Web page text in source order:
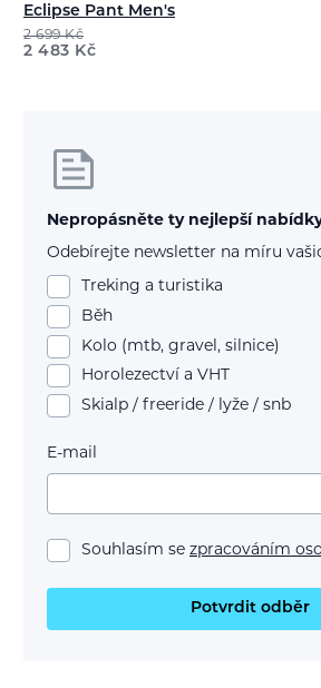
Eclipse Pant Men's
2 699Kč
2 483 Kč
Nepropásněte ty nejlepší
Odebírejte newsletter na míru
Treking a turistika
Běh
Kolo (mtb, gravel, silnice)
Horolezectví a VHT
Skialp / freeride / lyže / snb
E-mail
Souhlasím se zpracováním
Potvrdit odběr